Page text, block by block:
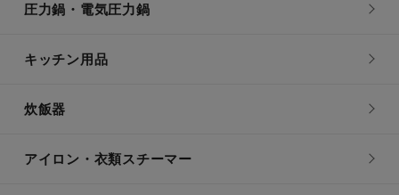
圧力鍋・電気圧力鍋
キッチン用品
炊飯器
アイロン・衣類スチーマー